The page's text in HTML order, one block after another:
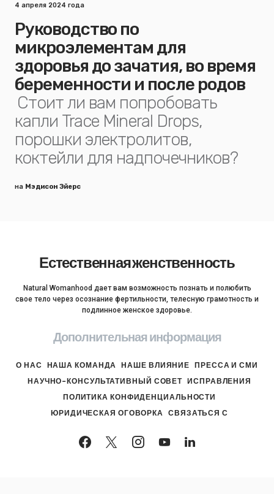
4 апреля 2024 года
Руководство по
микроэлементам для
здоровья до зачатия, во время
беременности и после родов
Стоит ли вам попробовать
капли Trace Mineral Drops,
порошки электролитов,
коктейли для надпочечников?
на Мэдисон Эйерс
Естественная женственность
Natural Womanhood дает вам возможность познать и полюбить
свое тело через осознание фертильности, телесную грамотность и
подлинное женское здоровье.
Дополнительная информация
О НАС НАША КОМАНДА НАШЕ ВЛИЯНИЕ
ПРЕССА И СМИ
НАУЧНО-КОНСУЛЬТАТИВНЫЙ СОВЕТ ИСПРАВЛЕНИЯ
ПОЛИТИКА КОНФИДЕНЦИАЛЬНОСТИ
ЮРИДИЧЕСКАЯ ОГОВОРКА
СВЯЗАТЬСЯ С